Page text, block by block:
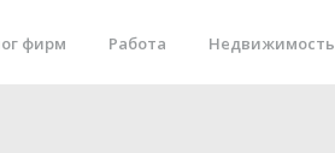
фирм Работа Недвижимость